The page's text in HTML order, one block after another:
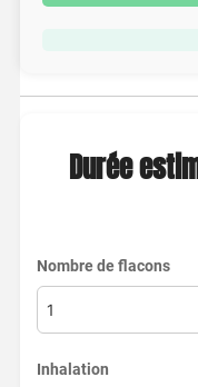
Durée
Nombre de flacons
Inhalation